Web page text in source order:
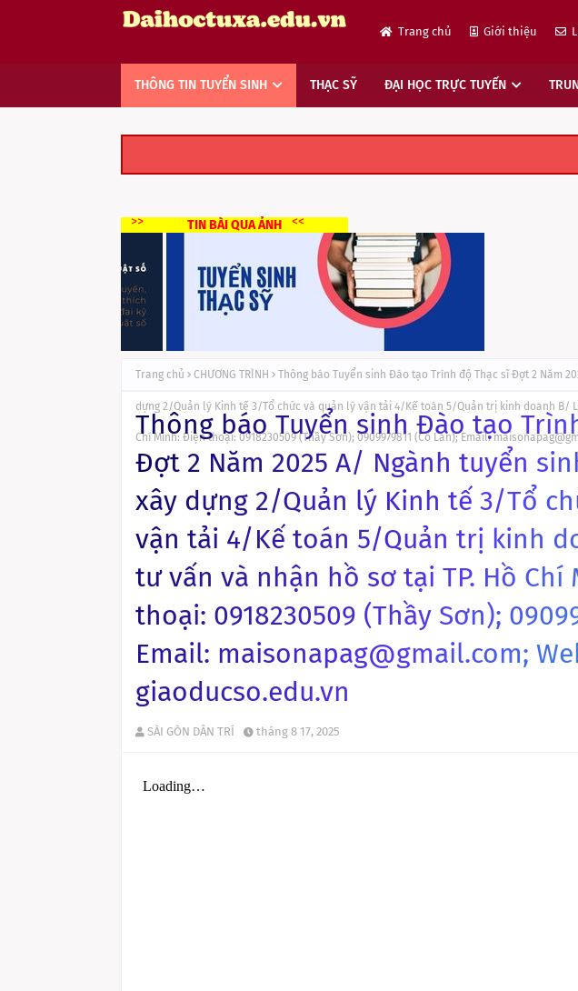
Trang chủ Giới thiệu
THÔNG TIN TUYỂN SINH THẠC SỸ ĐẠI HỌC TRỰC TUYẾN
>> TIN BÀI QUA ẢNH <<
Trang chủ CHƯƠNG TRÌNH Thông báo Tuyển sinh Đào tạo Trình độ Thạc sĩ Đợt 2 Năm
dựng 2/Quản lý Kinh tế 3/Tổ chức và quản lý vận tải 4/Kế toán 5/Quản trị kinh doanh B/
Chí Minh: Điện thoại: 0918230509 (Thầy Sơn); 0909979811 (Cô Lan); Email:
Thông báo Tuyển sinh Đào tạo
Đợt 2 Năm 2025 A/ Ngành tuyển
xây dựng 2/Quản lý Kinh tế 3/Tổ
vận tải 4/Kế toán 5/Quản trị kinh
tư vấn và nhận hồ sơ tại TP. Hồ Chí
thoại: 0918230509 (Thầy Sơn);
Email: maisonapag@gmail.com;
giaoducso.edu.vn
SÀI GÒN DÂN TRÍ tháng 8 17, 2025